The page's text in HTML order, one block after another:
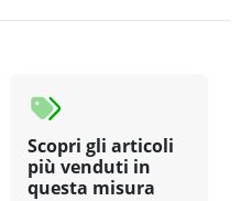
Scopri gli articoli
più venduti in
questa misura